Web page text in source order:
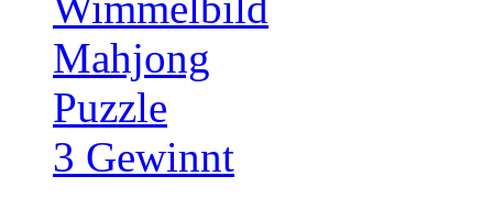
Mahjong
Puzzle
3 Gewinnt